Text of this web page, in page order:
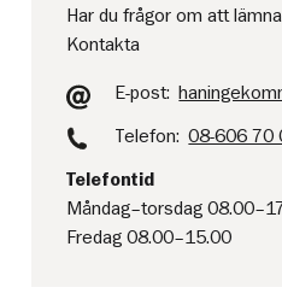
Har du frågor om att
Kontakta
E-post:
Telefon: 08-606 70
Telefontid
Måndag–torsdag
Fredag 08.00–15.00